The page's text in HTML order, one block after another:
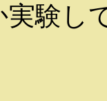
実験し